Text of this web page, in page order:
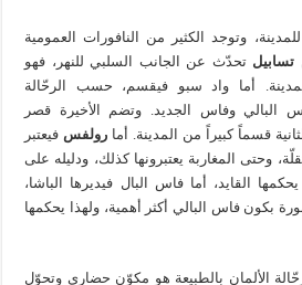
وتوجد الكثير من النافورات العمومية
تسابيل تحدّث عن الجانب السلبي للنهر، فهو
أما واد سبو فيقسم، حسب الرحّالة
البالي وفاس الجديد. وتضم الأخيرة قصر
قسماً كبيراً من المدينة. أما رولفس فيعتبر
وحتى المغاربة يعتبرونها كذلك، ودليله على
القايد، أما فاس البال فيديرها الباشا،
بكون فاس البالي أكثر أهمية، ولهذا يحكمها
الألمان بالطبيعة هو مكوّن حضاري وتحوّل